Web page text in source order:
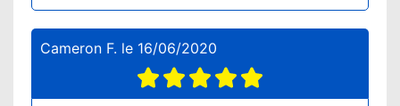
Cameron F. le 16/06/2020